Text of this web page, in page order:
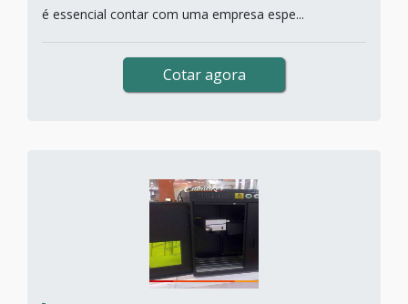
é essencial contar com uma empresa espe...
Cotar agora